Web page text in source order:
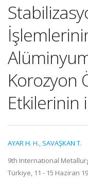
Korozyon
Etkilerinin
AYAR H. H., SAVAŞKAN T.
9th International
Türkiye, 11 - 15 Haziran